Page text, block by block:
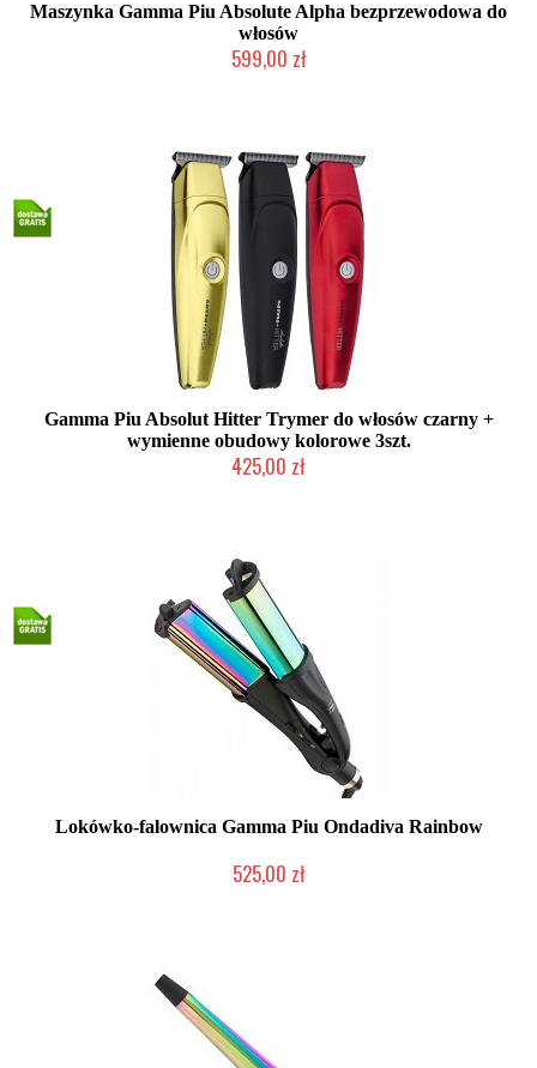
Maszynka Gamma Piu Absolute Alpha bezprzewodowa do
włosów
599,00 zł
Gamma Piu Absolut Hitter Trymer do włosów czarny +
wymienne obudowy kolorowe 3szt.
425,00 zł
Lokówko-falownica Gamma Piu Ondadiva Rainbow
525,00 zł